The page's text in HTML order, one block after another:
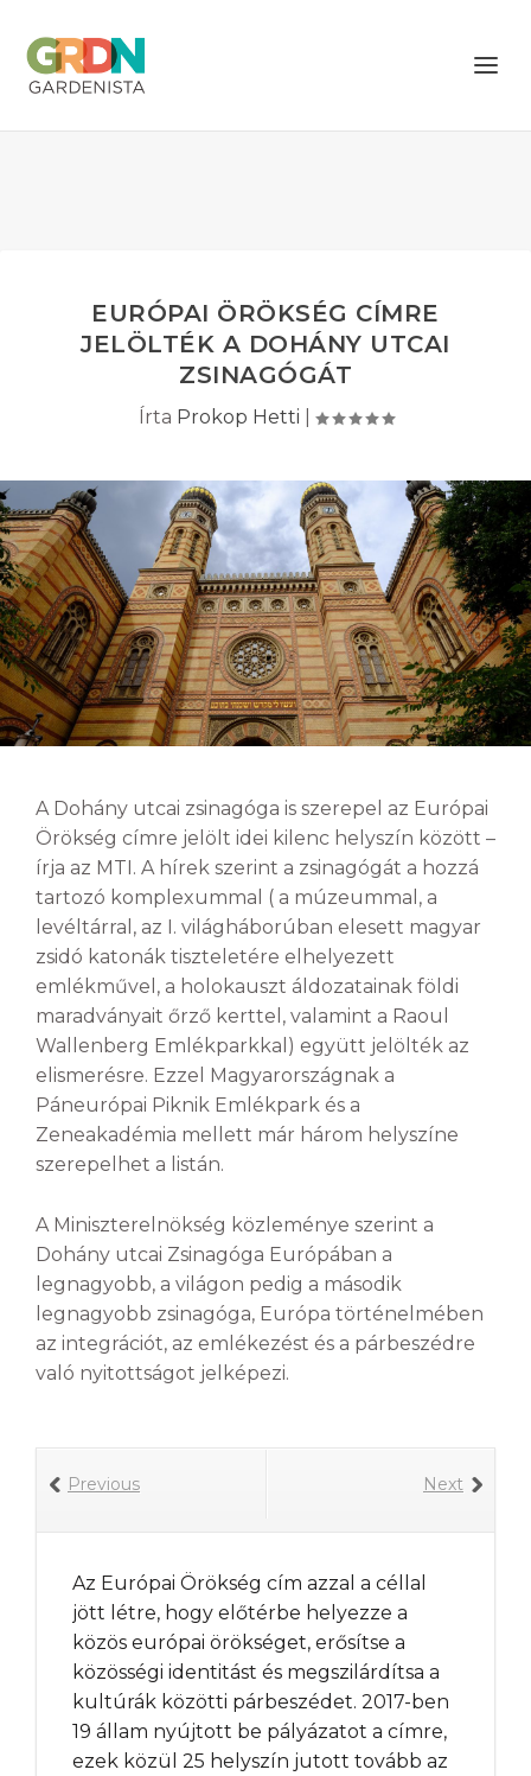
EURÓPAI ÖRÖKSÉG CÍMRE
JELÖLTÉK A DOHÁNY UTCAI
ZSINAGÓGÁT
Írta Prokop Hetti
A Dohány utcai zsinagóga is szerepel az Európai
Örökség címre jelölt idei kilenc helyszín között –
írja az MTI. A hírek szerint a zsinagógát a hozzá
tartozó komplexummal ( a múzeummal, a
levéltárral, az I. világháborúban elesett magyar
zsidó katonák tiszteletére elhelyezett
emlékművel, a holokauszt áldozatainak földi
maradványait őrző kerttel, valamint a Raoul
Wallenberg Emlékparkkal) együtt jelölték az
elismerésre. Ezzel Magyarországnak a
Páneurópai Piknik Emlékpark és a
Zeneakadémia mellett már három helyszíne
szerepelhet a listán.
A Miniszterelnökség közleménye szerint a
Dohány utcai Zsinagóga Európában a
legnagyobb, a világon pedig a második
legnagyobb zsinagóga, Európa történelmében
az integrációt, az emlékezést és a párbeszédre
való nyitottságot jelképezi.
Next
Previous
Az Európai Örökség cím azzal a céllal
jött létre, hogy előtérbe helyezze a
közös európai örökséget, erősítse a
közösségi identitást és megszilárdítsa a
kultúrák közötti párbeszédet. 2017-ben
19 állam nyújtott be pályázatot a címre,
ezek közül 25 helyszín jutott tovább az